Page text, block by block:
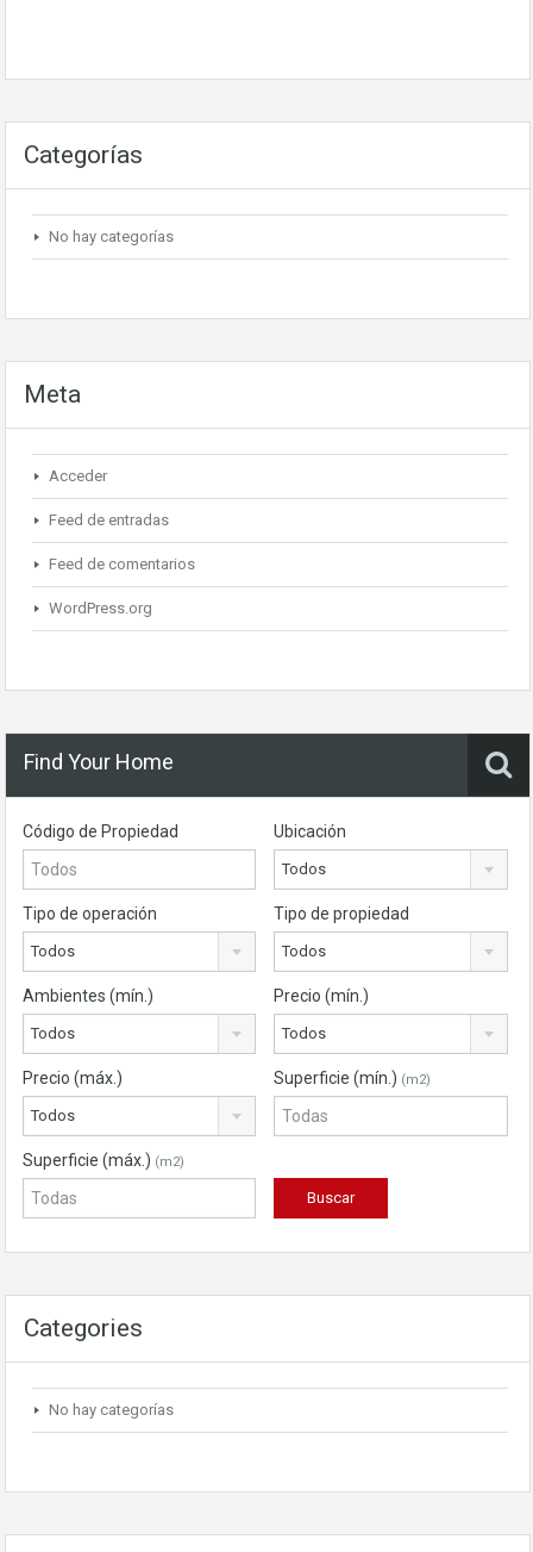
Categorías
No hay categorías
Meta
Acceder
Feed de entradas
Feed de comentarios
WordPress.org
Find Your Home
Código de Propiedad Ubicación
Todos
Tipo de operación
Todos
Tipo de propiedad
Todos
Ambientes (mín.)
Todos
Precio (mín.)
Todos
Precio (máx.)
Todos
Superficie (mín.) (m2)
Superficie (máx.) (m2)
Categories
No hay categorías